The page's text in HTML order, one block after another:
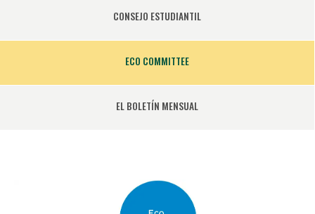
CONSEJO ESTUDIANTIL
ECO COMMITTEE
EL BOLETÍN MENSUAL